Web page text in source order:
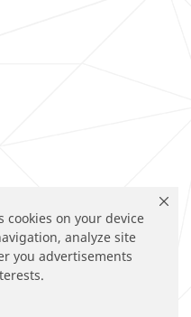
cookies on your device
analyze site
you advertisements